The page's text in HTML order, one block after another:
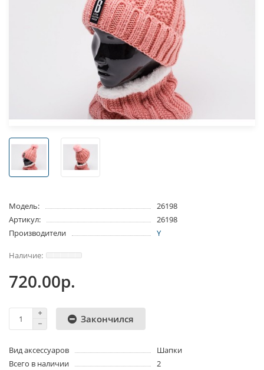
Модель:
26198
Артикул:
26198
Производители
Y
720.00р.
Закончился
Вид аксессуаров
Шапки
Всего в наличии
2